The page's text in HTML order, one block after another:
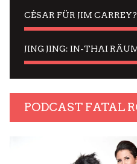
PODCAST FATAL